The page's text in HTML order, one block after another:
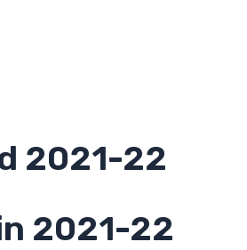
2021-22
2021-22